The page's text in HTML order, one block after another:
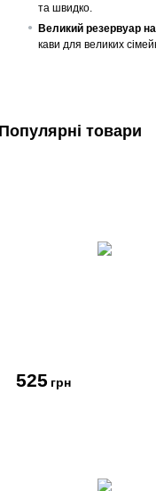
та швидко.
Великий резервуар на
кави для великих
товари
525 грн